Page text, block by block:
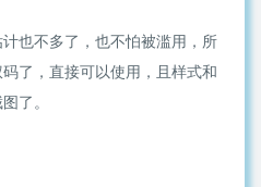
也不多了，也不怕被滥用，所
了，直接可以使用，且样式和
了。